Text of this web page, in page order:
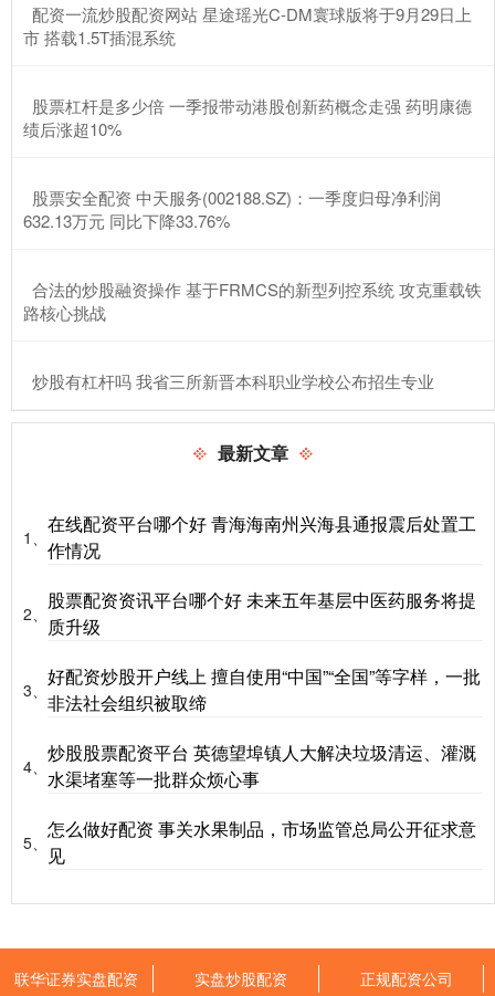
​配资一流炒股配资网站 星途瑶光C-DM寰球版将于9月29日上
市 搭载1.5T插混系统
​股票杠杆是多少倍 一季报带动港股创新药概念走强 药明康德
绩后涨超10%
​股票安全配资 中天服务(002188.SZ)：一季度归母净利润
632.13万元 同比下降33.76%
​合法的炒股融资操作 基于FRMCS的新型列控系统 攻克重载铁
路核心挑战
​炒股有杠杆吗 我省三所新晋本科职业学校公布招生专业
最新文章
1、
在线配资平台哪个好 青海海南州兴海县通报震后处置工
作情况
2、
股票配资资讯平台哪个好 未来五年基层中医药服务将提
质升级
3、
好配资炒股开户线上 擅自使用“中国”“全国”等字样，一批
非法社会组织被取缔
4、
炒股股票配资平台 英德望埠镇人大解决垃圾清运、灌溉
水渠堵塞等一批群众烦心事
5、
怎么做好配资 事关水果制品，市场监管总局公开征求意
见
联华证券实盘配资 实盘炒股配资 正规配资公司